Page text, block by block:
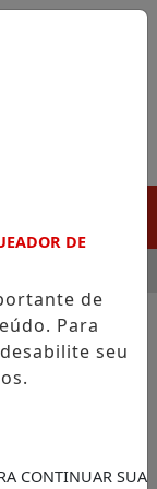
ATUAÇÃO
DE
de
Para
seu
CONTINUAR SUA